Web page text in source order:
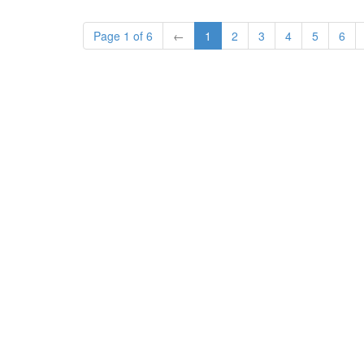
Page 1 of 6 ← 1 2 3 4 5 6